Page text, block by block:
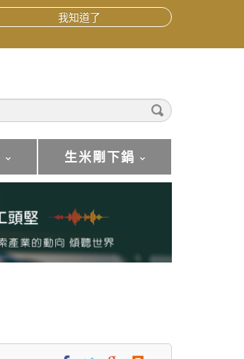
生米剛下鍋
我知道了